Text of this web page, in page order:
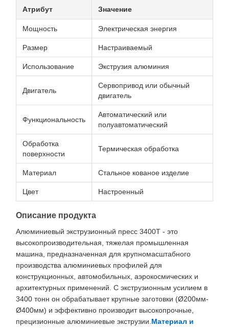
Атрибут Значение
Мощность Электрическая энергия
Размер Настраиваемый
Использование Экструзия алюминия
Двигатель
Сервопривод или обычный
двигатель
Функциональность
Автоматический или
полуавтоматический
Обработка
поверхности
Термическая обработка
Материал Стальное кованое изделие
Цвет Настроенный
Описание продукта
Алюминиевый экструзионный пресс 3400T - это
высокопроизводительная, тяжелая промышленная
машина, предназначенная для крупномасштабного
производства алюминиевых профилей для
конструкционных, автомобильных, аэрокосмических и
архитектурных применений. С экструзионным усилием в
3400 тонн он обрабатывает крупные заготовки (Ø200мм-
Ø400мм) и эффективно производит высокопрочные,
прецизионные алюминиевые экструзии. Материал и